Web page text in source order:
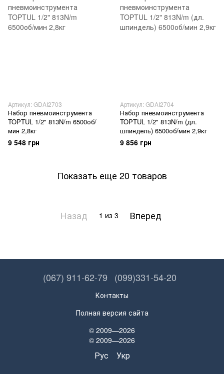
Артикул: GDAI2703
Набор пневмоинструмента
TOPTUL 1/2" 813N/m 6500об/
мин 2,8кг
9 548 грн
Артикул: GDAI2704
Набор пневмоинструмента
TOPTUL 1/2" 813N/m (дл.
шпиндель) 6500об/мин 2,9кг
9 856 грн
Показать еще 20 товаров
Назад 1 из 3 Вперед
(067) 911-62-79 (099)331-54-20
Контакты
Полная версия сайта
© 2009—2026
© 2009—2026
Рус Укр